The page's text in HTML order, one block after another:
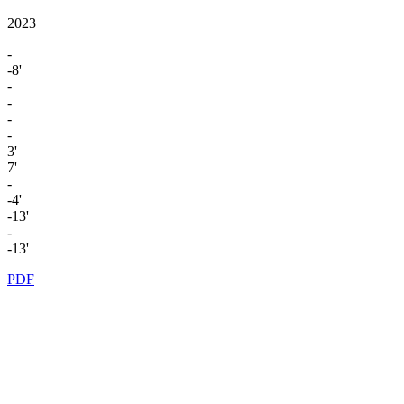
2023
-
-8'
-
-
-
-
3'
7'
-
-4'
-13'
-
-13'
PDF